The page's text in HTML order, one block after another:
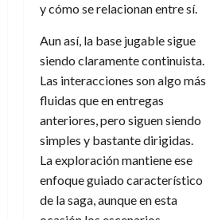
y cómo se relacionan entre sí.
Aun así, la base jugable sigue
siendo claramente continuista.
Las interacciones son algo más
fluidas que en entregas
anteriores, pero siguen siendo
simples y bastante dirigidas.
La exploración mantiene ese
enfoque guiado característico
de la saga, aunque en esta